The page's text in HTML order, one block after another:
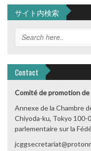
サイト内検索
Contact
Comité de promotion
Annexe de la Chambre
Chiyoda-ku, Tokyo 100-
parlementaire sur la